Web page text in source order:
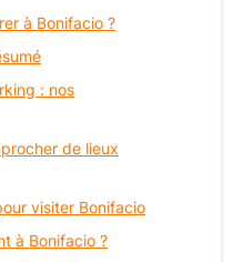
à Bonifacio ?
: nos
de lieux
visiter Bonifacio
à Bonifacio ?